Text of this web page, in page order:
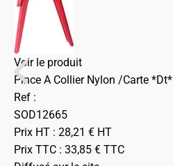
Voir le produit
Pince A Collier Nylon /Carte *Dt*
Ref :
SOD12665
Prix HT : 28,21 € HT
Prix TTC : 33,85 € TTC